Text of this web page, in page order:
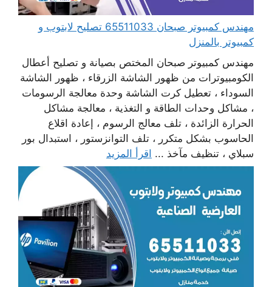
مهندس كمبيوتر صبحان 65511033 تصليح لابتوب و
كمبيوتر بالمنزل
مهندس كمبيوتر صبحان المختص بصيانة و تصليح أعطال
الكومبيوترات من ظهور الشاشة الزرقاء ، ظهور الشاشة
السوداء ، تعطيل كرت الشاشة وحدة معالجة الرسومات
، مشاكل وحدات الطاقة و التغذية ، معالجة مشاكل
الحرارة الزائدة ، تلف معالج الرسوم ، إعادة اقلاع
الحاسوب بشكل متكرر ، تلف التوانزستور ، استبدال بور
سبلاي ، تنظيف مآخذ ... اقرأ المزيد